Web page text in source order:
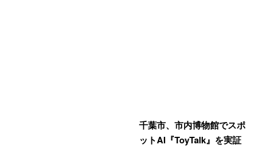
千葉市、市内博物館でスポ
ットAI『ToyTalk』を実証